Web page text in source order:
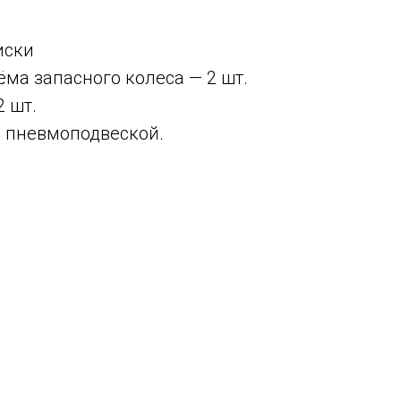
запасного колеса — 2 шт.
шт.